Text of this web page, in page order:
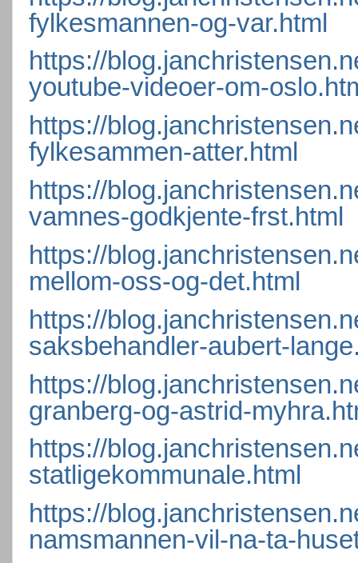
fylkesmannen-og-var.html
https://
youtube-videoer-om-
https://
fylkesammen-atter.html
https://
vamnes-godkjente-frst.html
https://
mellom-oss-og-det.html
https://
saksbehandler-aubert-
https://
granberg-og-astrid-
https://
statligekommunale.html
https://
namsmannen-vil-na-ta-